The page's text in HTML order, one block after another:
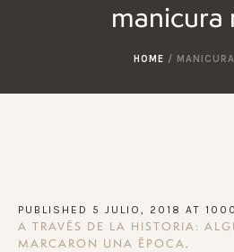
manicura
HOME /
PUBLISHED 5 JULIO, 2018 AT
A TRAVÉS DE LA HISTORIA:
MARCARON UNA ÉPOCA.